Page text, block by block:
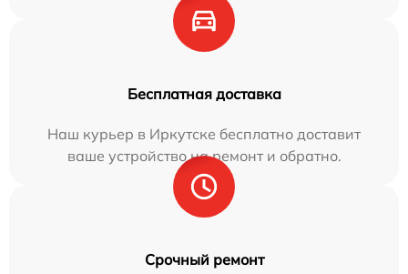
Бесплатная доставка
Наш курьер в Иркутске бесплатно доставит
ваше устройство на ремонт и обратно.
Срочный ремонт